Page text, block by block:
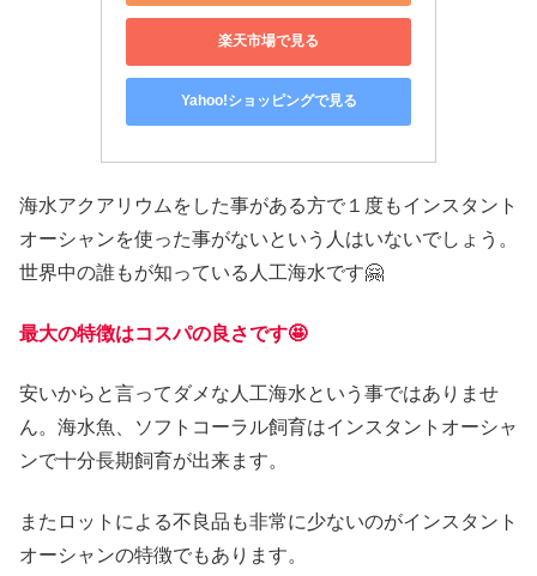
楽天市場で見る
Yahoo!ショッピングで見る
海水アクアリウムをした事がある方で１度もインスタント
オーシャンを使った事がないという人はいないでしょう。
世界中の誰もが知っている人工海水です🤗
最大の特徴はコスパの良さです🤩
安いからと言ってダメな人工海水という事ではありませ
ん。海水魚、ソフトコーラル飼育はインスタントオーシャ
ンで十分長期飼育が出来ます。
またロットによる不良品も非常に少ないのがインスタント
オーシャンの特徴でもあります。